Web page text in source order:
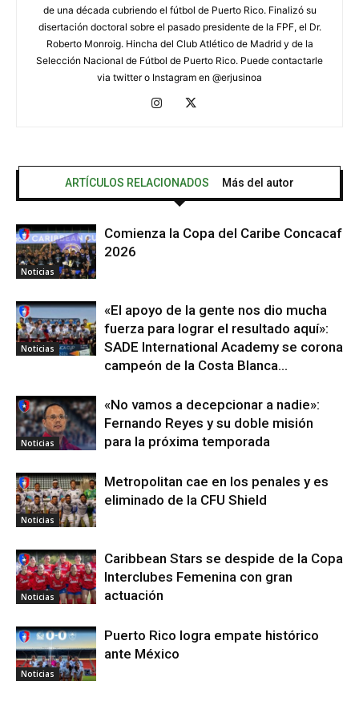
de una década cubriendo el fútbol de Puerto Rico. Finalizó su
disertación doctoral sobre el pasado presidente de la FPF, el Dr.
Roberto Monroig. Hincha del Club Atlético de Madrid y de la
Selección Nacional de Fútbol de Puerto Rico. Puede contactarle
via twitter o Instagram en @erjusinoa
ARTÍCULOS RELACIONADOS Más del autor
Noticias
Comienza la Copa del Caribe Concacaf
2026
Noticias
«El apoyo de la gente nos dio mucha
fuerza para lograr el resultado aquí»:
SADE International Academy se corona
campeón de la Costa Blanca...
Noticias
«No vamos a decepcionar a nadie»:
Fernando Reyes y su doble misión
para la próxima temporada
Noticias
Metropolitan cae en los penales y es
eliminado de la CFU Shield
Noticias
Caribbean Stars se despide de la Copa
Interclubes Femenina con gran
actuación
Noticias
Puerto Rico logra empate histórico
ante México